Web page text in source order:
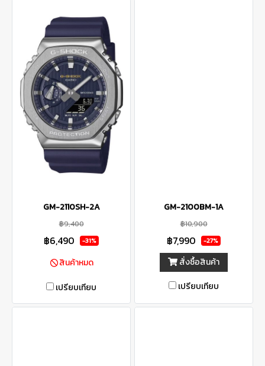
GM-2110SH-2A
฿9,400
฿6,490 -31%
สินค้าหมด
เปรียบเทียบ
GM-2100BM-1A
฿10,900
฿7,990 -27%
สั่งซื้อสินค้า
เปรียบเทียบ